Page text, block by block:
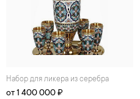
Набор для ликера из серебра
от 1 400 000 ₽